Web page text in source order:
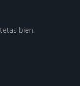
bien.